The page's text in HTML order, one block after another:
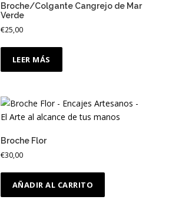
Broche/Colgante Cangrejo de Mar
Verde
€25,00
LEER MÁS
Broche Flor
€30,00
AÑADIR AL CARRITO